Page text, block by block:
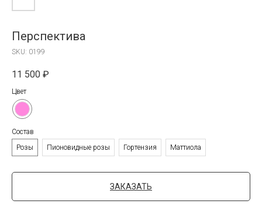
Перспектива
SKU: 0199
11 500 ₽
Цвет
Состав
Розы
Пионовидные розы Гортензия Маттиола
ЗАКАЗАТЬ